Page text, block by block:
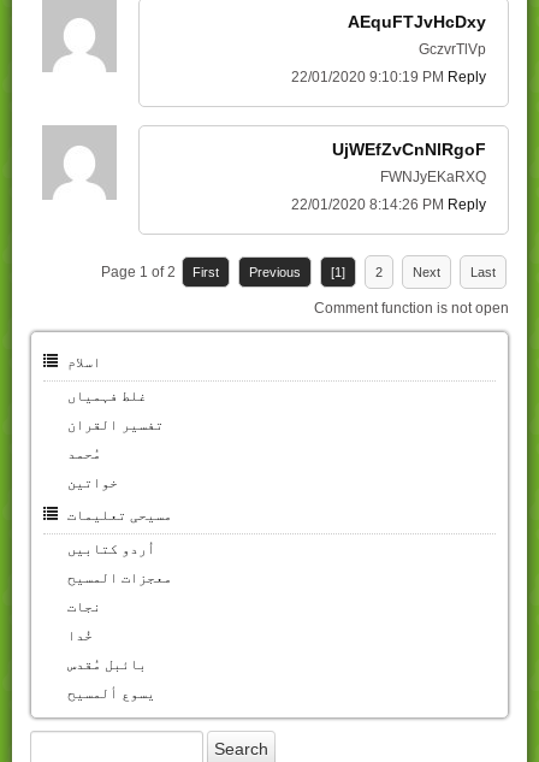
AEquFTJvHcDxy
GczvrTlVp
22/01/2020 9:10:19 PM Reply
UjWEfZvCnNlRgoF
FWNJyEKaRXQ
22/01/2020 8:14:26 PM Reply
Page 1 of 2 First Previous [1] 2 Next Last
Comment function is not open
اسلام
غلط فہمیاں
تفسیر القران
مُحمد
خواتین
مسیحی تعلیمات
اُردو کتابیں
معجزات المسیح
نجات
خُدا
بائبل مُقدس
یسوع ألمسیح